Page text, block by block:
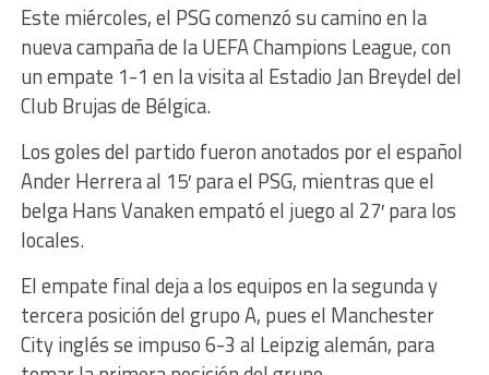
Este miércoles, el PSG comenzó su camino en la
nueva campaña de la UEFA Champions League, con
un empate 1-1 en la visita al Estadio Jan Breydel del
Club Brujas de Bélgica.
Los goles del partido fueron anotados por el español
Ander Herrera al 15′ para el PSG, mientras que el
belga Hans Vanaken empató el juego al 27′ para los
locales.
El empate final deja a los equipos en la segunda y
tercera posición del grupo A, pues el Manchester
City inglés se impuso 6-3 al Leipzig alemán, para